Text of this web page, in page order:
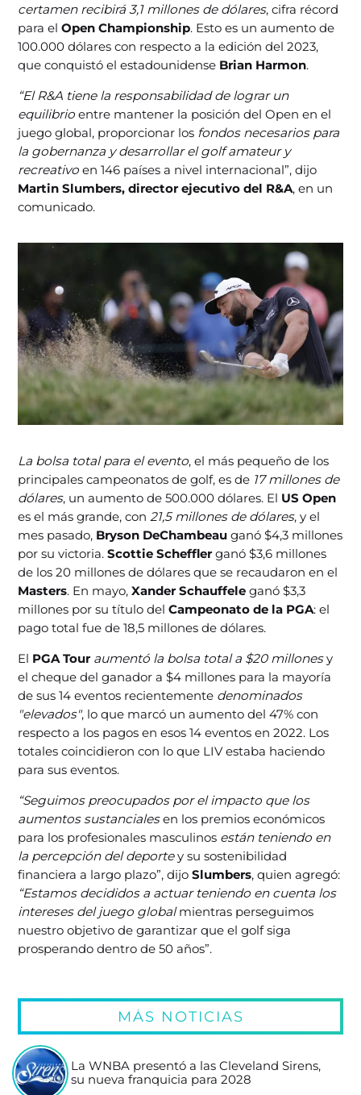
certamen recibirá 3,1 millones de dólares, cifra récord
para elOpen Championship. Esto es un aumento de
100.000 dólares con respecto a la edición del 2023,
que conquistó el estadounidense Brian Harmon.
“El R&A tiene la responsabilidad de lograr un
equilibrioentre mantener la posición del Open en el
juego global, proporcionar los fondos necesarios para
la gobernanza y desarrollar el golf amateur y
recreativoen 146 países a nivel internacional”, dijo
Martin Slumbers, director ejecutivo del R&A, en un
comunicado.
La bolsa total para el evento, el más pequeño de los
principales campeonatos de golf, es de 17 millones de
dólares, un aumento de 500.000 dólares. El US Open
es el más grande, con21,5 millones de dólares, y el
mes pasado, Bryson DeChambeau ganó $4,3 millones
por su victoria.Scottie Scheffler ganó $3,6 millones
de los 20 millones de dólares que se recaudaron en el
Masters. En mayo, Xander Schauffele ganó $3,3
millones por su título delCampeonato de la PGA: el
pago total fue de 18,5 millones de dólares.
El PGA Tour aumentó la bolsa total a $20 millonesy
el cheque del ganador a $4 millones para la mayoría
de sus 14 eventos recientemente denominados
"elevados", lo que marcó un aumento del 47% con
respecto a los pagos en esos 14 eventos en 2022. Los
totales coincidieron con lo que LIV estaba haciendo
para sus eventos.
“Seguimos preocupados por el impacto que los
aumentos sustancialesen los premios económicos
para los profesionales masculinos están teniendo en
la percepción del deportey su sostenibilidad
financiera a largo plazo”, dijo Slumbers, quien agregó:
“Estamos decididos a actuar teniendo en cuenta los
intereses del juego globalmientras perseguimos
nuestro objetivo de garantizar que el golf siga
prosperando dentro de 50 años”.
MÁS NOTICIAS
La WNBA presentó a las Cleveland Sirens,
su nueva franquicia para 2028